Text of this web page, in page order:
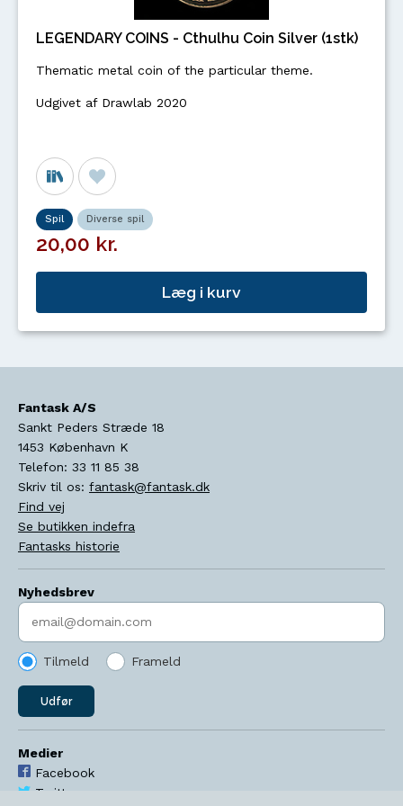
LEGENDARY COINS - Cthulhu Coin Silver (1stk)
Thematic metal coin of the particular theme.
Udgivet af Drawlab 2020
Spil Diverse spil
20,00 kr.
Læg i kurv
Fantask A/S
Sankt Peders Stræde 18
1453 København K
Telefon: 33 11 85 38
Skriv til os: fantask@fantask.dk
Find vej
Se butikken indefra
Fantasks historie
Nyhedsbrev
Indtast søgeord
Tilmeld Frameld
Udfør
Medier
Facebook
Twitter